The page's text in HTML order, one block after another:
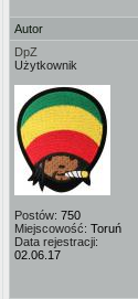
Autor
DpZ
Użytkownik
Postów: 750
Miejscowość: Toruń
Data rejestracji:
02.06.17